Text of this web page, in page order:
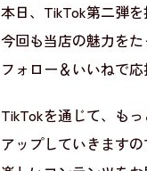
本日、TikTok第二弾
今回も当店の魅力を
フォロー＆いいねで
TikTokを通じて、も
アップしていきます